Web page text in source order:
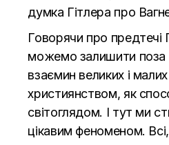
думка Гітлера про
Говорячи про предтечі
можемо залишити поза
взаємин великих і
християнством, як
світоглядом. І тут ми
цікавим феноменом.